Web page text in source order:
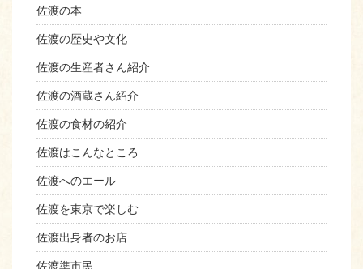
佐渡の本
佐渡の歴史や文化
佐渡の生産者さん紹介
佐渡の酒蔵さん紹介
佐渡の食材の紹介
佐渡はこんなところ
佐渡へのエール
佐渡を東京で楽しむ
佐渡出身者のお店
佐渡準市民